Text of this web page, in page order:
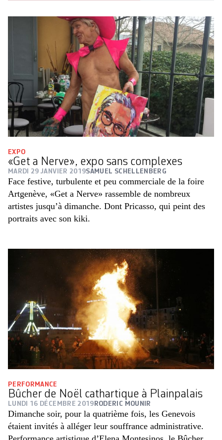
EXPO
«Get a Nerve», expo sans complexes
MARDI 29 JANVIER 2019SAMUEL SCHELLENBERG
Face festive, turbulente et peu commerciale de la foire
Artgenève, «Get a Nerve» rassemble de nombreux
artistes jusqu’à dimanche. Dont Pricasso, qui peint des
portraits avec son kiki.
PERFORMANCE
Bûcher de Noël cathartique à Plainpalais
LUNDI 16 DÉCEMBRE 2019 RODERIC MOUNIR
Dimanche soir, pour la quatrième fois, les Genevois
étaient invités à alléger leur souffrance administrative.